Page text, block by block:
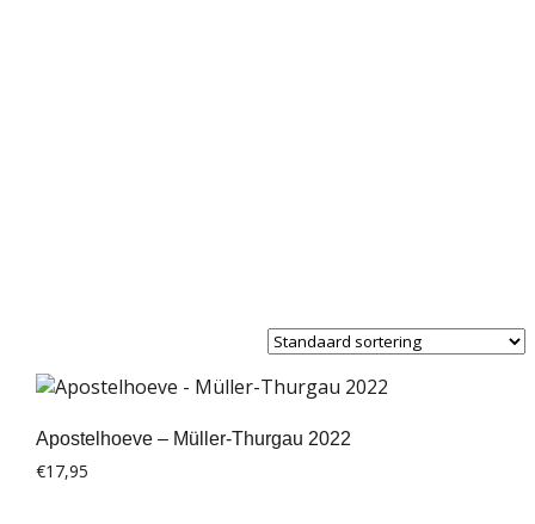
Apostelhoeve – Müller-Thurgau 2022
€17,95